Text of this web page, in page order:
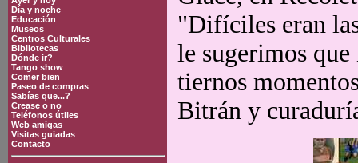
Día y noche
Educación
Museos
Centros Culturales
Bibliotecas
Dónde ir?
Tango show
Comer bien
Paseo de compras
Sabías que...?
Crease o no
Teléfonos útiles
Web amigas
Visitas guiadas
Contacto
"Difíciles eran
le sugerimos
tiernos
Bitrán y